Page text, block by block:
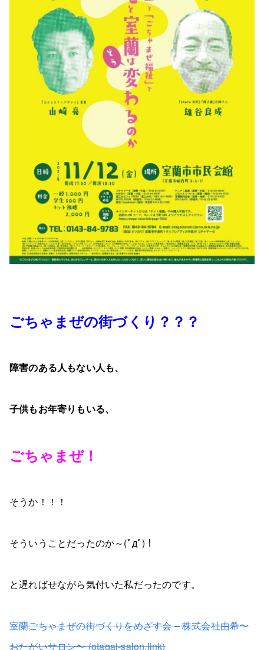
ごちゃまぜの街づくり？？？
障害のある人もない人も、
子供もお年寄りもいる、
ごちゃまぜ！
そうか！！！
そういうことだったのか～(ﾟдﾟ)！
と遅ればせながら気付いた私だったのです。
室蘭ごちゃまぜの街づくりをめざす会 – 株式会社由希〜
おたがいサロン〜 (otagai-salon.link)